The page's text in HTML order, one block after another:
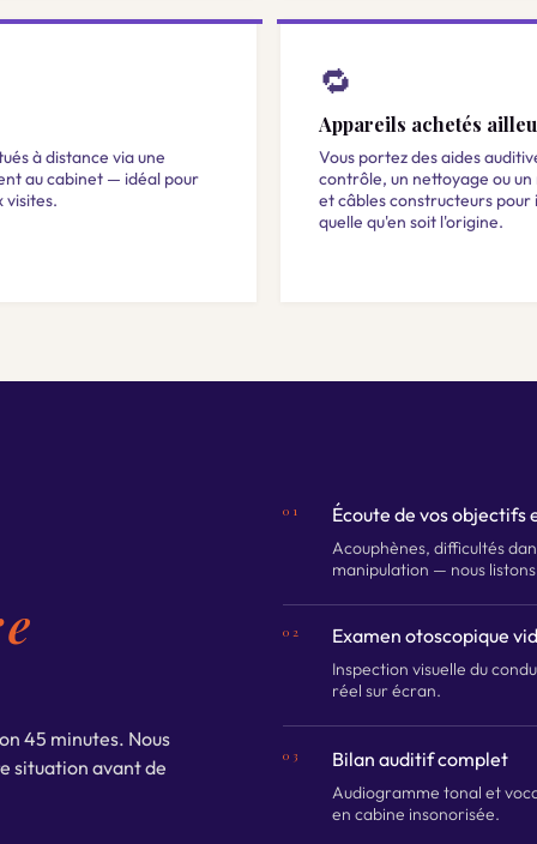
à distance via une
au cabinet — idéal pour
visites.
🔁
Appareils achetés
Vous portez des aides
contrôle, un nettoyage ou un
et câbles constructeurs
quelle qu'en soit l'origine.
45 minutes. Nous
situation avant de
01 Écoute de vos objectifs
Acouphènes, difficultés
manipulation — nous
02 Examen otoscopique
Inspection visuelle du
réel sur écran.
03 Bilan auditif complet
Audiogramme tonal et
en cabine insonorisée.